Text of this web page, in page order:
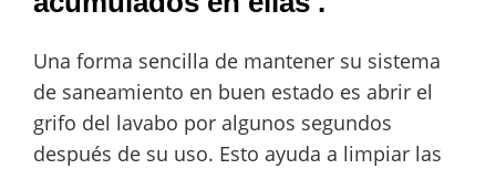
Una forma sencilla de mantener su sistema
de saneamiento en buen estado es abrir el
grifo del lavabo por algunos segundos
después de su uso. Esto ayuda a limpiar las